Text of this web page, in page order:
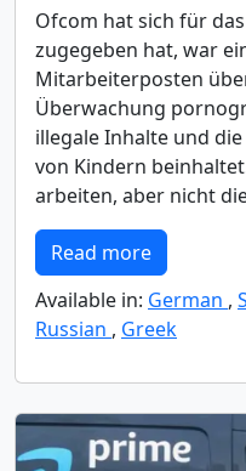
Ofcom hat sich für
zugegeben hat, war
Mitarbeiterposten
Überwachung
illegale Inhalte und
von Kindern
arbeiten, aber nicht
Read more
Available in: German ,
Russian , Greek